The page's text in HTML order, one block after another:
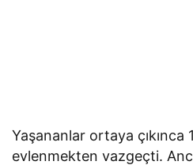
Yaşananlar ortaya çıkınca
evlenmekten vazgeçti.